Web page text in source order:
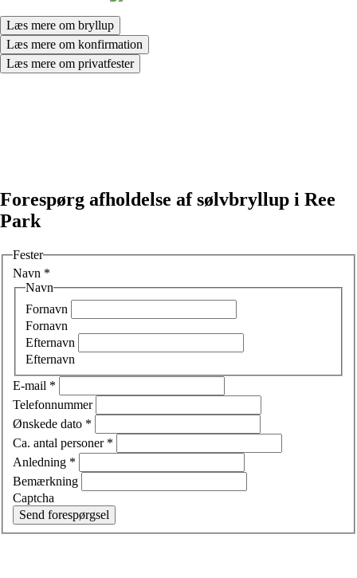
Læs mere om bryllup
Læs mere om konfirmation
Læs mere om privatfester
Forespørg afholdelse af sølvbryllup i Ree
Park
Fester
Navn *
Navn
Fornavn
Fornavn
Efternavn
Efternavn
E-mail *
Telefonnummer
Ønskede dato *
Ca. antal personer *
Anledning *
Bemærkning
Captcha
Send forespørgsel